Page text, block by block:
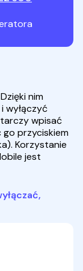
nim
wyłączyć
wpisać
przyciskiem
Korzystanie
jest